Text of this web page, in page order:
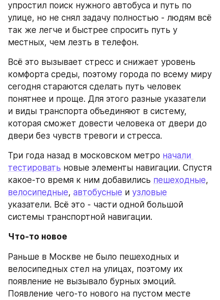
упростил поиск нужного автобуса и путь по
улице, но не снял задачу полностью - людям всё
так же легче и быстрее спросить путь у
местных, чем лезть в телефон.
Всё это вызывает стресс и снижает уровень
комфорта среды, поэтому города по всему миру
сегодня стараются сделать путь человек
понятнее и проще. Для этого разные указатели
и виды транспорта объединяют в систему,
которая сможет довести человека от двери до
двери без чувств тревоги и стресса.
Три года назад в московском метро начали
тестировать новые элементы навигации. Спустя
какое-то время к ним добавились пешеходные
велосипедные, автобусные и узловые
указатели. Всё это - части одной большой
системы транспортной навигации.
Что-то новое
Раньше в Москве не было пешеходных и
велосипедных стел на улицах, поэтому их
появление не вызывало бурных эмоций.
Появление чего-то нового на пустом месте